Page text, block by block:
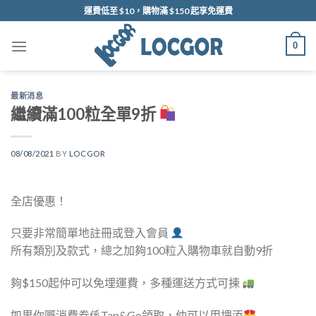
to
content
運費低至 $10，購物滿 $150 起享免運費
0
最新消息
繼續滿100粒全單9折
08/08/2021 BY LOCGOR
全店優惠！
只要非常簡單地註冊或登入會員
所有類別及款式，總之加夠100粒入購物車就自動9折
夠$150起仲可以免埋運費，多種運送方式可揀